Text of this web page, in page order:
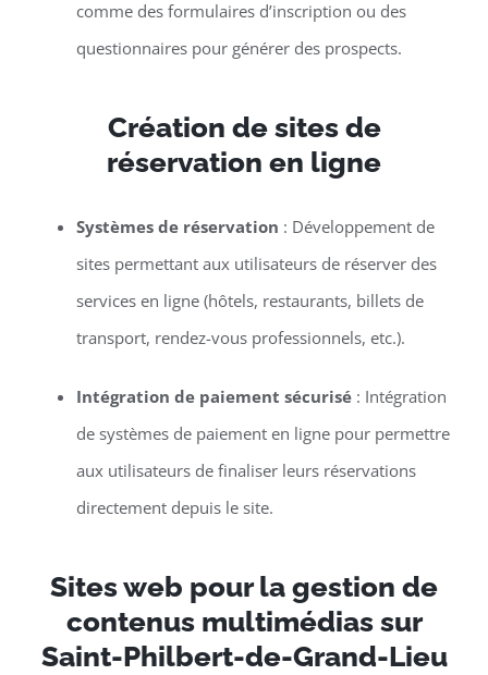
comme des formulaires d’inscription ou des
questionnaires pour générer des prospects.
Création de sites de
réservation en ligne
Systèmes de réservation : Développement de
sites permettant aux utilisateurs de réserver des
services en ligne (hôtels, restaurants, billets de
transport, rendez-vous professionnels, etc.).
Intégration de paiement sécurisé: Intégration
de systèmes de paiement en ligne pour permettre
aux utilisateurs de finaliser leurs réservations
directement depuis le site.
Sites web pour la gestion de
contenus multimédias sur
Saint-Philbert-de-Grand-Lieu